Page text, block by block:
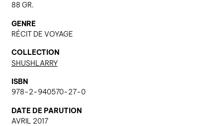
88 GR.
GENRE
RÉCIT DE VOYAGE
COLLECTION
SHUSHLARRY
ISBN
978-2-940570-27-0
DATE DE PARUTION
AVRIL 2017